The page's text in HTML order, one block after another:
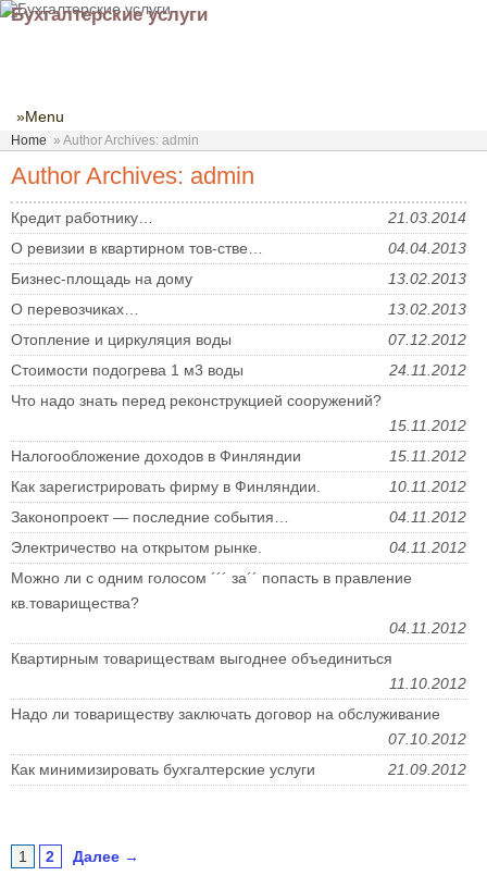
Бухгалтерские услуги
»Menu
Home » Author Archives: admin
Author Archives: admin
Кредит работнику…
21.03.2014
О ревизии в квартирном тов-стве…
04.04.2013
Бизнес-площадь на дому
13.02.2013
О перевозчиках…
13.02.2013
Отопление и циркуляция воды
07.12.2012
Cтоимости подогрева 1 м3 воды
24.11.2012
Что надо знать перед реконструкцией сооружений?
15.11.2012
Налогообложение доходов в Финляндии
15.11.2012
Как зарегистрировать фирму в Финляндии.
10.11.2012
Законопроект — последние события…
04.11.2012
Электричество на открытом рынке.
04.11.2012
Можно ли с одним голосом ´´´ за´´ попасть в правление
кв.товарищества?
04.11.2012
Квартирным товариществам выгоднее объединиться
11.10.2012
Надо ли товариществу заключать договор на обслуживание
07.10.2012
Как минимизировать бухгалтерские услуги
21.09.2012
1 2 Далее →